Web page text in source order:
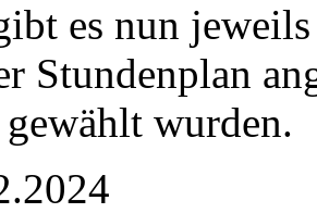
es nun
Stundenplan
gewählt wurden.